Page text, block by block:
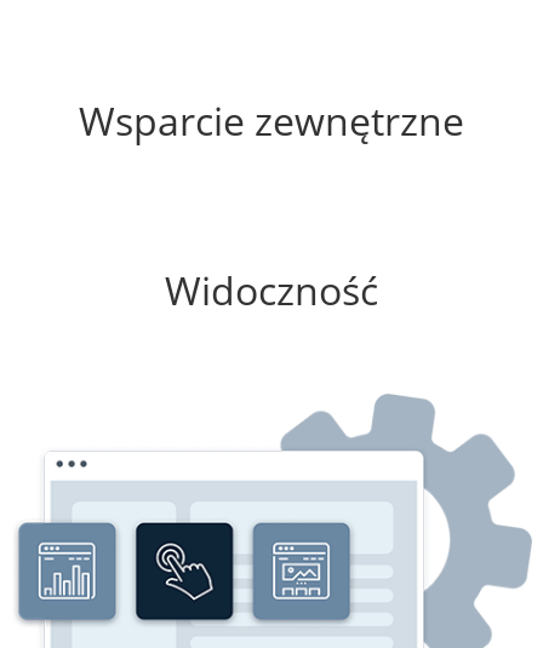
Wsparcie zewnętrzne
Widoczność